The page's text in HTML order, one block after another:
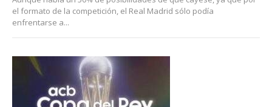
el formato de la competición, el Real Madrid sólo podía
enfrentarse a...